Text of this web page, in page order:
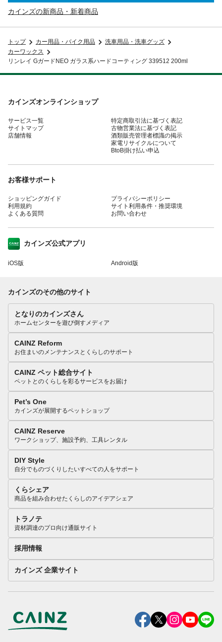
カインズの新商品・新着商品
トップ カー用品・バイク用品
洗車用品・洗車グッズ
カーワックス
リンレイ GガードNEO ガラス系ハードコーティング 339512 200ml
カインズオンラインショップ
サービス一覧
サイトマップ
店舗情報
特定商取引法に基づく表記
古物営業法に基づく表記
酒類販売管理者標識の掲示
家電リサイクルについて
BtoB掛け払い申込
お客様サポート
ショッピングガイド
利用規約
よくある質問
プライバシーポリシー
サイト利用条件・推奨環境
お問い合わせ
カインズ公式アプリ
iOS版 Android版
カインズのその他のサイト
となりのカインズさん
ホームセンターを遊び倒すメディア
CAINZ Reform
お住まいのメンテナンスとくらしのサポート
CAINZ ペット総合サイト
ペットとのくらしを彩るサービスをお届け
Pet’s One
カインズが展開するペットショップ
CAINZ Reserve
ワークショップ、施設予約、工具レンタル
DIY Style
自分でものづくりしたいすべての人をサポート
くらシェア
商品を組み合わせたくらしのアイデアシェア
トラノテ
資材調達のプロ向け通販サイト
採用情報
カインズ 企業サイト